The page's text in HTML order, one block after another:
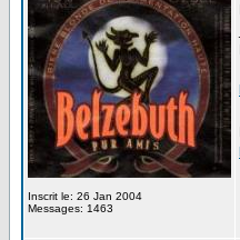
Inscrit le: 26 Jan 2004
Messages: 1463